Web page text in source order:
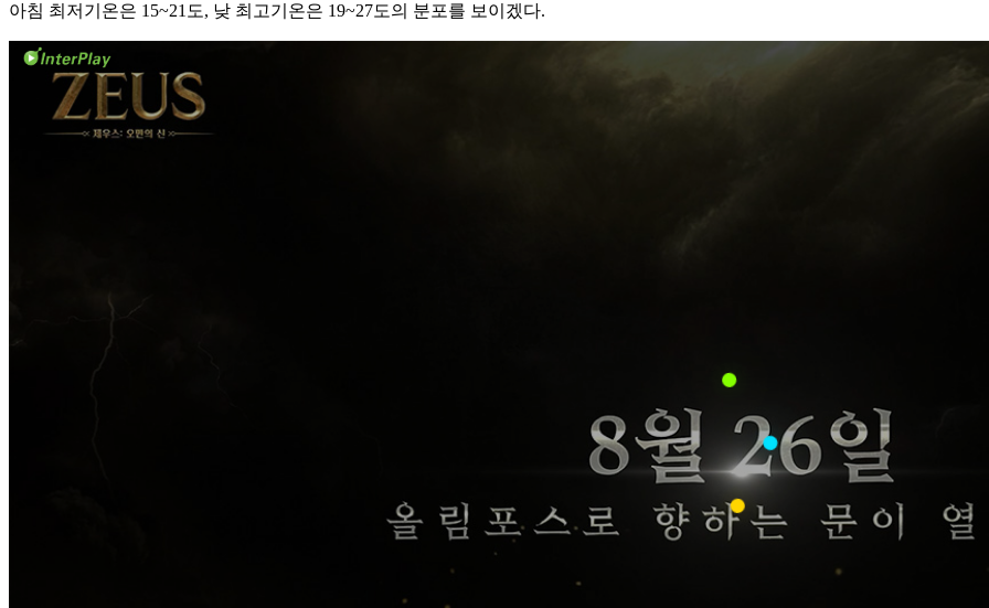
아침 최저기온은 15~21도, 낮 최고기온은 19~27도의 분포를 보이겠다.